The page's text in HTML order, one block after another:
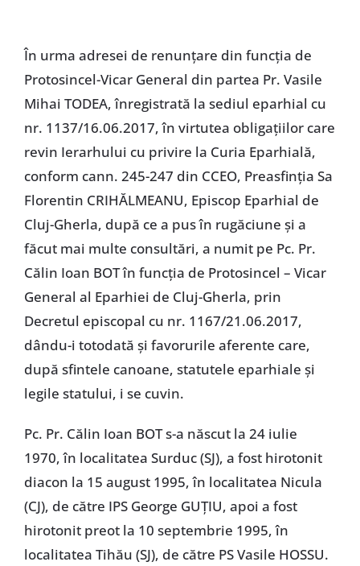
În urma adresei de renunțare din funcția de
Protosincel-Vicar General din partea Pr. Vasile
Mihai TODEA, înregistrată la sediul eparhial cu
nr. 1137/16.06.2017, în virtutea obligațiilor care
revin Ierarhului cu privire la Curia Eparhială,
conform cann. 245-247 din CCEO, Preasfinția Sa
Florentin CRIHĂLMEANU, Episcop Eparhial de
Cluj-Gherla, după ce a pus în rugăciune și a
făcut mai multe consultări, a numit pe Pc. Pr.
Călin Ioan BOT în funcția de Protosincel – Vicar
General al Eparhiei de Cluj-Gherla, prin
Decretul episcopal cu nr. 1167/21.06.2017,
dându-i totodată și favorurile aferente care,
după sfintele canoane, statutele eparhiale și
legile statului, i se cuvin.
Pc. Pr. Călin Ioan BOT s-a născut la 24 iulie
1970, în localitatea Surduc (SJ), a fost hirotonit
diacon la 15 august 1995, în localitatea Nicula
(CJ), de către IPS George GUȚIU, apoi a fost
hirotonit preot la 10 septembrie 1995, în
localitatea Tihău (SJ), de către PS Vasile HOSSU.